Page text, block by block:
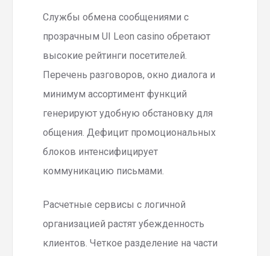
Службы обмена сообщениями с
прозрачным UI Leon casino обретают
высокие рейтинги посетителей.
Перечень разговоров, окно диалога и
минимум ассортимент функций
генерируют удобную обстановку для
общения. Дефицит промоциональных
блоков интенсифицирует
коммуникацию письмами.
Расчетные сервисы с логичной
организацией растят убежденность
клиентов. Четкое разделение на части